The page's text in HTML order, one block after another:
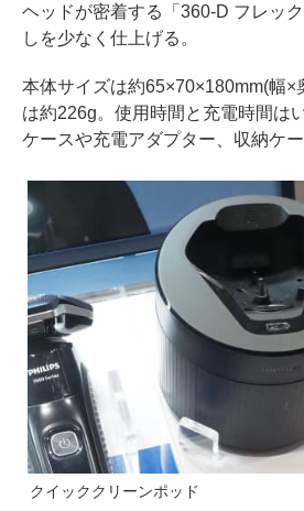
ヘッドが密着する「360-D フレッ
しを少なく仕上げる。
本体サイズは約65×70×180mm(幅×
は約226g。使用時間と充電時間は
ケースや充電アダプター、収納ケ
クイッククリーンポッド